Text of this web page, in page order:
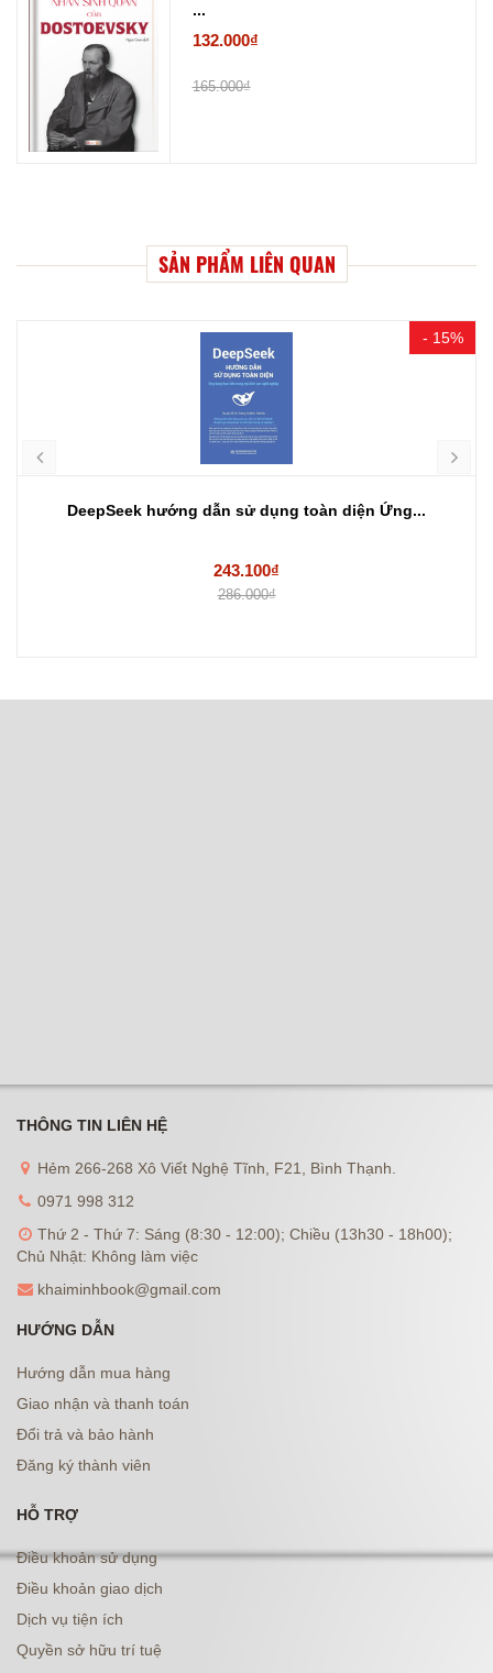
...
132.000₫
165.000₫
SẢN PHẨM LIÊN QUAN
- 15%
DeepSeek hướng dẫn sử dụng toàn diện Ứng...
243.100₫
286.000₫
THÔNG TIN LIÊN HỆ
Hẻm 266-268 Xô Viết Nghệ Tĩnh, F21, Bình Thạnh.
0971 998 312
Thứ 2 - Thứ 7: Sáng (8:30 - 12:00); Chiều (13h30 - 18h00);
Chủ Nhật: Không làm việc
khaiminhbook@gmail.com
HƯỚNG DẪN
Hướng dẫn mua hàng
Giao nhận và thanh toán
Đổi trả và bảo hành
Đăng ký thành viên
HỖ TRỢ
Điều khoản sử dụng
Điều khoản giao dịch
Dịch vụ tiện ích
Quyền sở hữu trí tuệ